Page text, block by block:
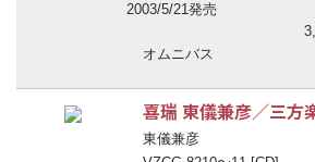
2003/5/21発売
オムニバス
喜瑞 東儀兼彦／三方
東儀兼彦